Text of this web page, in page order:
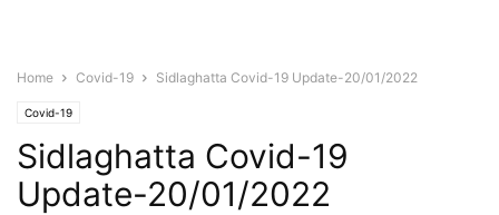
Home Covid-19 Sidlaghatta Covid-19 Update-20/01/2022
Covid-19
Sidlaghatta Covid-19
Update-20/01/2022